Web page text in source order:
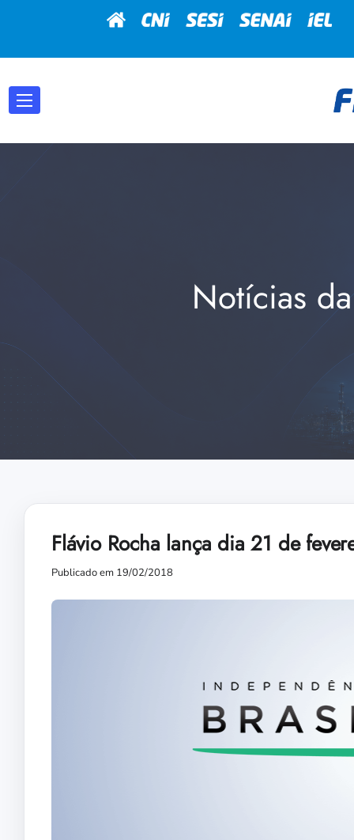
Notícias
Flávio Rocha lança dia 21 de
Publicado em 19/02/2018